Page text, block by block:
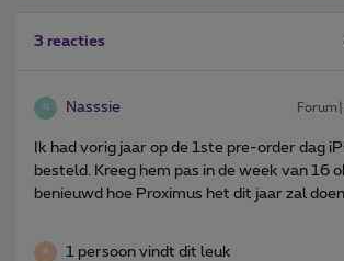
3 reacties
N Nasssie
Ik had vorig jaar op de 1ste pre-order dag
besteld. Kreeg hem pas in de week van 16
benieuwd hoe Proximus het dit jaar zal doen.
A 1 persoon vindt dit leuk